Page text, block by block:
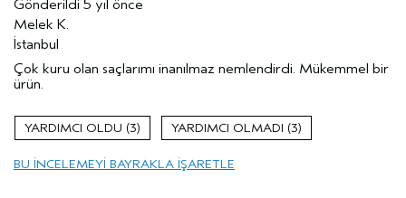
Gönderildi 5 yıl önce
Melek K.
İstanbul
Çok kuru olan saçlarımı inanılmaz nemlendirdi. Mükemmel bir
ürün.
3 3
BU INCELEMEYI BAYRAKLA IŞARETLE